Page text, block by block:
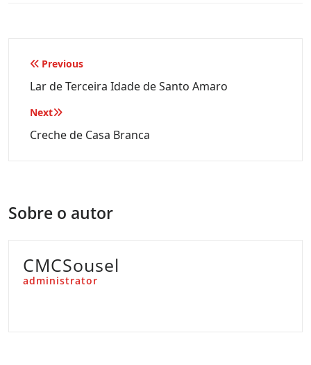
Navegação
de
artigos
Previous
Lar de Terceira Idade de Santo Amaro
Next
Creche de Casa Branca
Sobre o autor
CMCSousel
administrator